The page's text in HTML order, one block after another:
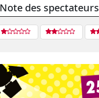
Note des spectateurs